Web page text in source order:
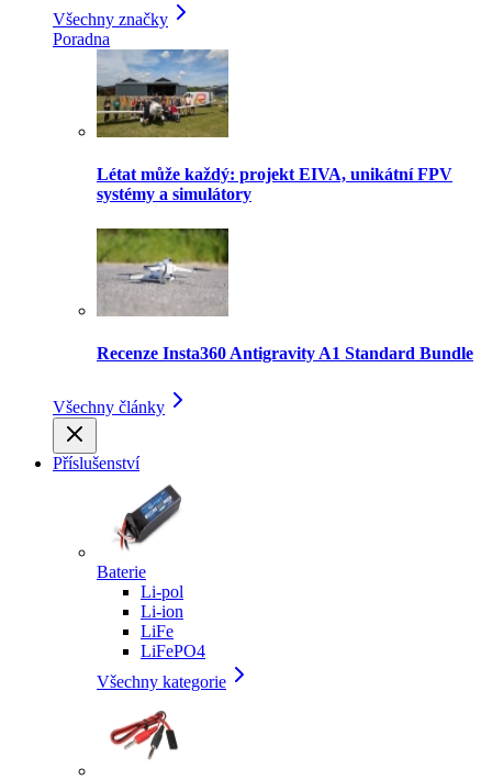
Všechny značky
Poradna
Létat může každý: projekt EIVA, unikátní FPV
systémy a simulátory
Recenze Insta360 Antigravity A1 Standard Bundle
Všechny články
Příslušenství
Baterie
Li-pol
Li-ion
LiFe
LiFePO4
Všechny kategorie